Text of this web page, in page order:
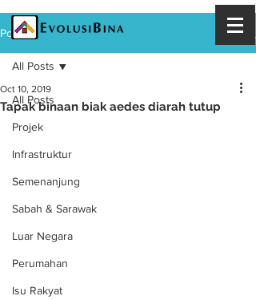
Post
All Posts
Projek
Infrastruktur
Semenanjung
Sabah & Sarawak
Luar Negara
Perumahan
Isu Rakyat
All Posts
Tapak binaan biak aedes diarah tutup
Oct 10, 2019